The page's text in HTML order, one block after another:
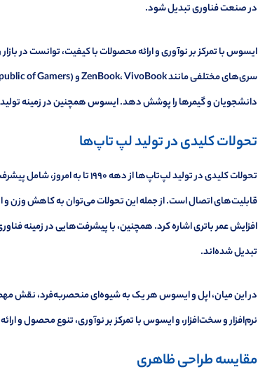
در صنعت فناوری تبدیل شود.
ایسوس با تمرکز بر نوآوری و ارائه محصولات با کیفیت، توانست در
دانشجویان و گیمرها را پوشش دهد. ایسوس همچنین در زمینه
تحولات کلیدی در تولید لپ تاپ‌ها
تحولات کلیدی در تولید لپ‌تاپ‌ها
قابلیت‌های اتصال است. از جمله این تحولات می‌توان به کاهش وزن
افزایش عمر باتری اشاره کرد. همچنین، با پیشرفت‌هایی در زمینه
تبدیل شده‌اند.
در این میان، اپل و ایسوس هر یک به شیوه‌ای منحصربه‌فرد، نقش
نرم‌افزار و سخت‌افزار، و ایسوس با تمرکز بر نوآوری، تنوع محصول و
مقایسه طراحی ظاهری